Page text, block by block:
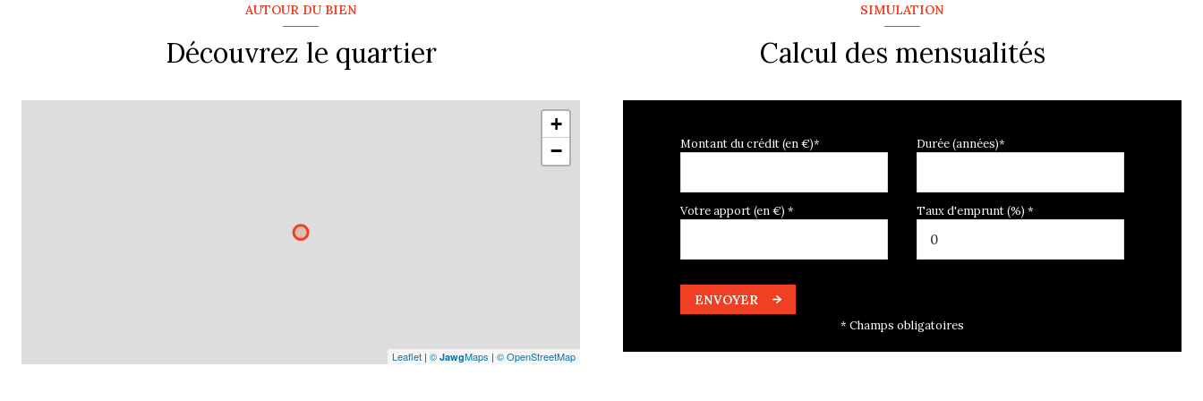
AUTOUR DU BIEN
Découvrez le quartier
+
−
Leaflet | © JawgMaps | © OpenStreetMap
SIMULATION
Calcul des mensualités
Montant du crédit (en €)* Durée (années)*
Votre apport (en €) * Taux d'emprunt (%) *
ENVOYER
* Champs obligatoires